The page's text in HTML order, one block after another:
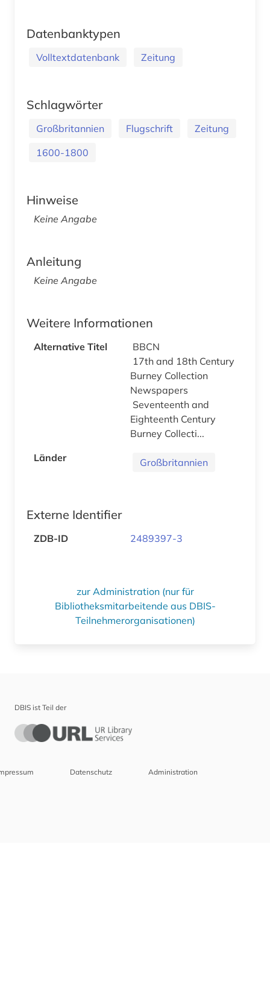
Datenbanktypen
Volltextdatenbank Zeitung
Schlagwörter
Großbritannien Flugschrift
Zeitung
1600-1800
Hinweise
Keine Angabe
Anleitung
Keine Angabe
Weitere Informationen
Alternative Titel
BBCN
17th and 18th Century
Burney Collection
Newspapers
Seventeenth and
Eighteenth Century
Burney Collecti...
Länder
Großbritannien
Externe Identifier
ZDB-ID 2489397-3
zur Administration (nur für
Bibliotheksmitarbeitende aus DBIS-
Teilnehmerorganisationen)
DBIS ist Teil der
Datenschutz Administration